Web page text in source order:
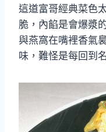
這道富哥經典菜色
脆，內餡是會爆漿
與燕窩在嘴裡香氣
味，難怪是每回到